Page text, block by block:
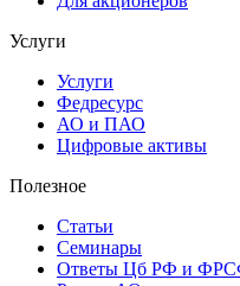
Услуги
Услуги
Федресурс
АО и ПАО
Цифровые активы
Полезное
Статьи
Cеминары
Ответы Цб РФ и